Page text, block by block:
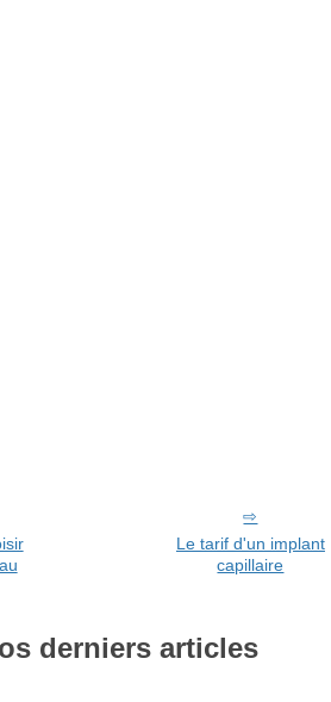
Le tarif d'un implant
capillaire
derniers articles